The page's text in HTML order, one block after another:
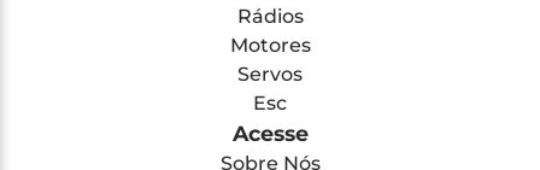
Rádios
Motores
Servos
Esc
Acesse
Sobre Nós